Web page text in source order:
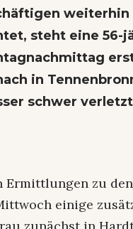
steht eine 56-
in
schwer
Ermittlungen zu
einige
zunächst in